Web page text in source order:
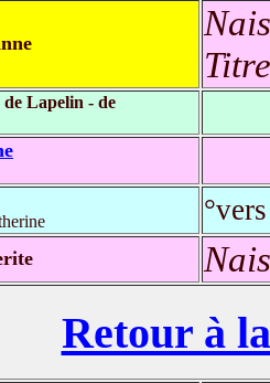
de Lapelin - de
Retour à